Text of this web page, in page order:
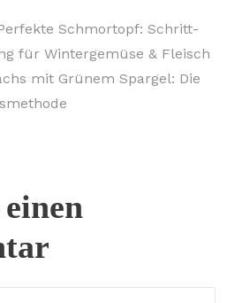
Schmortopf: Schritt-
für Wintergemüse & Fleisch
mit Grünem Spargel: Die